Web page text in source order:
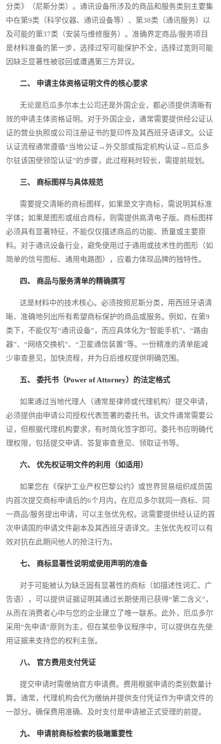
分类》（尼斯分类）。通讯设备所涉及的商品和服务类别主要集
中在第9类（科学仪器、通讯设备等）、第38类（通讯服务）以
及可能的第37类（安装与维修服务）。准确界定商品/服务项目
是材料准备的第一步，选择过窄可能保护不全，选择过宽则可能
因缺乏显著性被驳回或遭遇第三方异议。
二、 申请主体资格证明文件的核心要求
无论是厄瓜多尔本土公司还是外国企业，都必须提供清晰有
效的申请主体资格证明。对于外国企业，通常需要提供经公证认
证的营业执照或公司注册证书的复印件及其西班牙语译文。公证
认证流程通常遵循“当地公证→外交部或指定机构认证→厄瓜多
尔驻该国使领馆认证”的步骤，此过程耗时较长，需提前规划。
三、 商标图样与具体规范
需要提交清晰的商标图样，如果是文字商标，需说明其标准
字体；如果是图形或组合商标，则需提供高清电子版。商标图样
必须具有显著特征，不能仅仅描述商品的功能、质量或主要原
料。对于通讯设备行业，避免使用过于通用或技术性的图形（如
简单的信号图标、通用电路图），应着力体现品牌的独特性。
四、 商品与服务清单的精确撰写
这是材料中的技术核心。必须按照尼斯分类，用西班牙语清
晰、准确地列出所有希望商标保护的商品或服务。例如，在第9
类下，不能仅写“通讯设备”，而应具体化为“智能手机”、“路由
器”、“网络交换机”、“卫星通信装置”等。一份精准的清单能减
少审查意见，加快流程，并为日后维权提供明确范围。
五、 委托书（Power of Attorney）的法定格式
如果通过当地代理人（通常是律师或代理机构）提交申请，
必须提供由申请公司授权代表签署的委托书。该文件通常需要公
证，但根据代理机构要求，有时简化签字即可。委托书应明确代
理权限，包括提交申请、答复审查意见、领取证书等。
六、 优先权证明文件的利用（如适用）
如果您在《保护工业产权巴黎公约》或世界贸易组织成员国
内首次提交商标申请后的6个月内，在厄瓜多尔就同一商标、同
一商品/服务提出申请，可以主张优先权。这需要提供经认证的首
次申请国的申请文件副本及其西班牙语译文。主张优先权可以有
效对抗在此期间他人的抢注行为。
七、 商标显著性说明或使用声明的准备
对于可能被认为缺乏固有显著性的商标（如描述性词汇、广
告语），可以提供证据证明其通过长期使用已获得“第二含义”，
从而在消费者心中与您的企业建立了唯一联系。此外，厄瓜多尔
采用“先申请”原则为主，但在某些争议程序中，可以提供在先使
用证据来支持您的权利主张。
八、 官方费用支付凭证
提交申请时需缴纳官方申请费。费用根据申请的类别数量计
算。通常，代理机构会代为缴纳并提供支付凭证作为申请文件的
一部分。确保费用准确、及时支付是申请被正式受理的前提。
九、 申请前商标检索的极端重要性